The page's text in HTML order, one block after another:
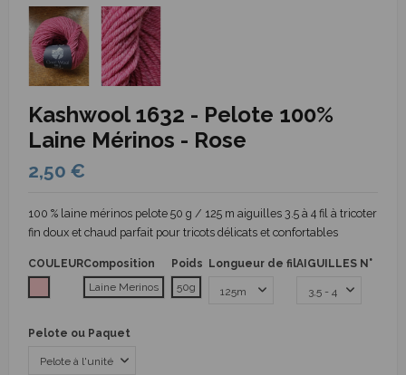
Kashwool 1632 - Pelote 100%
Laine Mérinos - Rose
2,50 €
100 % laine mérinos pelote 50 g / 125 m aiguilles 3.5 à 4 fil à tricoter
fin doux et chaud parfait pour tricots délicats et confortables
COULEURComposition
Laine Merinos
Poids
50g
Longueur de filAIGUILLES N°
Pelote ou Paquet